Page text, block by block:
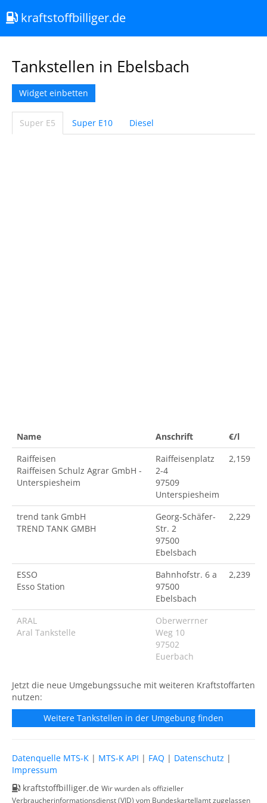
kraftstoffbilliger.de
Tankstellen in Ebelsbach
Widget einbetten
Super E5 Super E10 Diesel
Name Anschrift
€/l
Raiffeisen
Raiffeisen Schulz Agrar GmbH -
Unterspiesheim
Raiffeisenplatz
2-4
97509
Unterspiesheim
2,159
trend tank GmbH
TREND TANK GMBH
Georg-Schäfer-
Str. 2
97500
Ebelsbach
2,229
ESSO
Esso Station
Bahnhofstr. 6 a
97500
Ebelsbach
2,239
ARAL
Aral Tankstelle
Oberwerrner
Weg 10
97502
Euerbach
Jetzt die neue Umgebungssuche mit weiteren Kraftstoffarten
nutzen:
Weitere Tankstellen in der Umgebung finden
Datenquelle MTS-K | MTS-K API | FAQ | Datenschutz |
Impressum
kraftstoffbilliger.de Wir wurden als offizieller
Verbraucherinformationsdienst (VID) vom Bundeskartellamt zugelassen